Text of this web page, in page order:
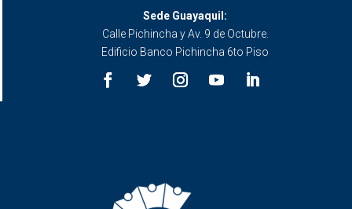
Sede Guayaquil:
Calle Pichincha y Av. 9 de Octubre.
Edificio Banco Pichincha 6to Piso